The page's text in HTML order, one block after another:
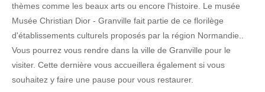
thèmes comme les beaux arts ou encore l'histoire. Le musée
Musée Christian Dior - Granville fait partie de ce florilège
d'établissements culturels proposés par la région Normandie..
Vous pourrez vous rendre dans la ville de Granville pour le
visiter. Cette dernière vous accueillera également si vous
souhaitez y faire une pause pour vous restaurer.